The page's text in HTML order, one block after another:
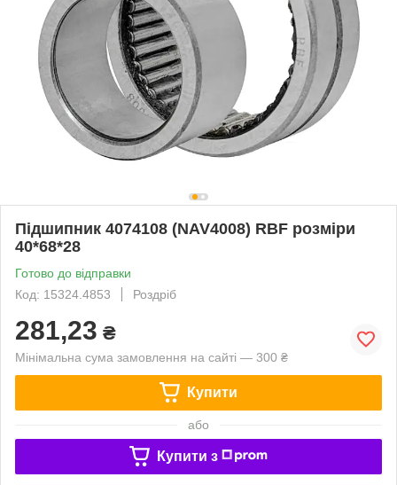
Підшипник 4074108 (NAV4008) RBF розміри
40*68*28
Готово до відправки
Код: 15324.4853
Роздріб
281,23 ₴
Мінімальна сума замовлення на сайті — 300 ₴
Купити
або
Купити з